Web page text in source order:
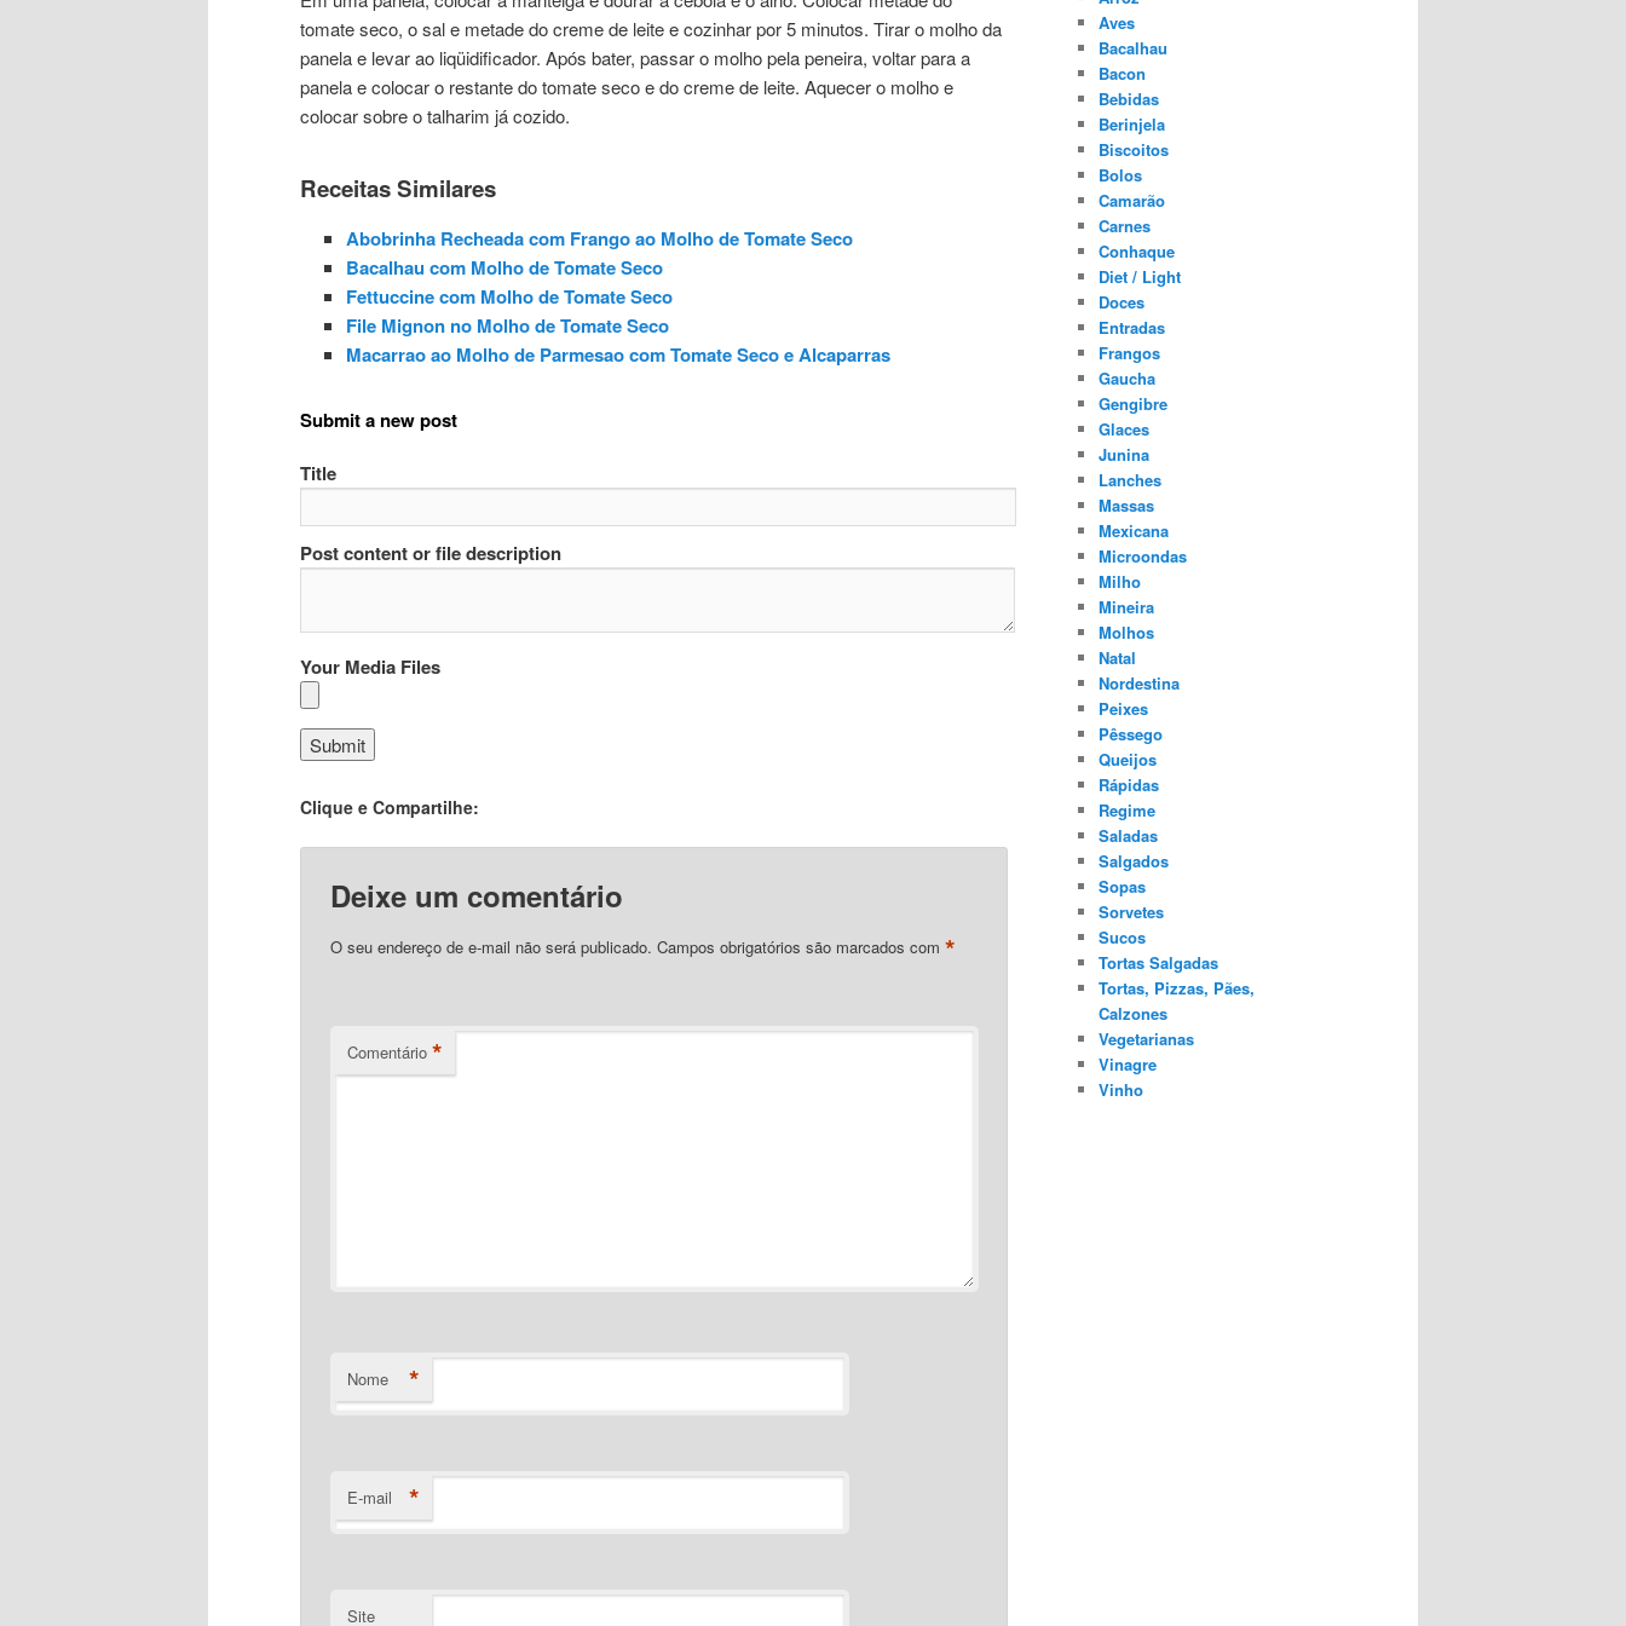
tomate seco, o sal e metade do creme de leite e cozinhar por 5 minutos. Tirar o molho da
panela e levar ao liqüidificador. Após bater, passar o molho pela peneira, voltar para a
panela e colocar o restante do tomate seco e do creme de leite. Aquecer o molho e
colocar sobre o talharim já cozido.
Receitas Similares
Abobrinha Recheada com Frango ao Molho de Tomate Seco
Bacalhau com Molho de Tomate Seco
Fettuccine com Molho de Tomate Seco
File Mignon no Molho de Tomate Seco
Macarrao ao Molho de Parmesao com Tomate Seco e Alcaparras
Submit a new post
Title
Post content or file description
Your Media Files
Clique e Compartilhe:
Deixe um comentário
O seu endereço de e-mail não será publicado. Campos obrigatórios são marcados com*
Comentário *
Nome *
E-mail *
Site
Aves
Bacalhau
Bacon
Bebidas
Berinjela
Biscoitos
Bolos
Camarão
Carnes
Conhaque
Diet / Light
Doces
Entradas
Frangos
Gaucha
Gengibre
Glaces
Junina
Lanches
Massas
Mexicana
Microondas
Milho
Mineira
Molhos
Natal
Nordestina
Peixes
Pêssego
Queijos
Rápidas
Regime
Saladas
Salgados
Sopas
Sorvetes
Sucos
Tortas Salgadas
Tortas, Pizzas, Pães,
Calzones
Vegetarianas
Vinagre
Vinho